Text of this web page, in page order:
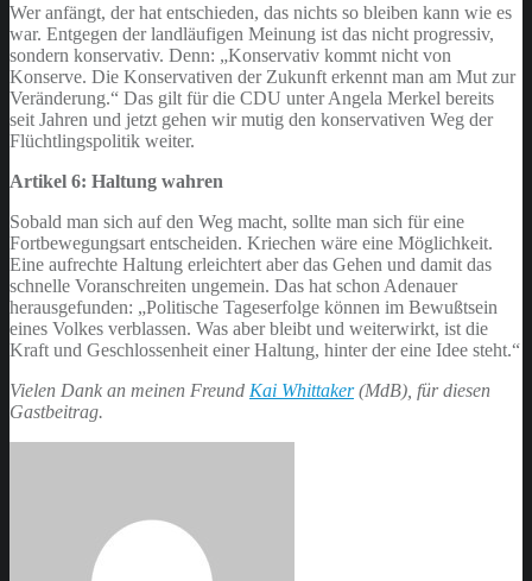
Wer anfängt, der hat entschieden, das nichts so bleiben kann wie es
war. Entgegen der landläufigen Meinung ist das nicht progressiv,
sondern konservativ. Denn: „Konservativ kommt nicht von
Konserve. Die Konservativen der Zukunft erkennt man am Mut zur
Veränderung.“ Das gilt für die CDU unter Angela Merkel bereits
seit Jahren und jetzt gehen wir mutig den konservativen Weg der
Flüchtlingspolitik weiter.
Artikel 6: Haltung wahren
Sobald man sich auf den Weg macht, sollte man sich für eine
Fortbewegungsart entscheiden. Kriechen wäre eine Möglichkeit.
Eine aufrechte Haltung erleichtert aber das Gehen und damit das
schnelle Voranschreiten ungemein. Das hat schon Adenauer
herausgefunden: „Politische Tageserfolge können im Bewußtsein
eines Volkes verblassen. Was aber bleibt und weiterwirkt, ist die
Kraft und Geschlossenheit einer Haltung, hinter der eine Idee steht.“
Vielen Dank an meinen Freund Kai Whittaker(MdB), für diesen
Gastbeitrag.